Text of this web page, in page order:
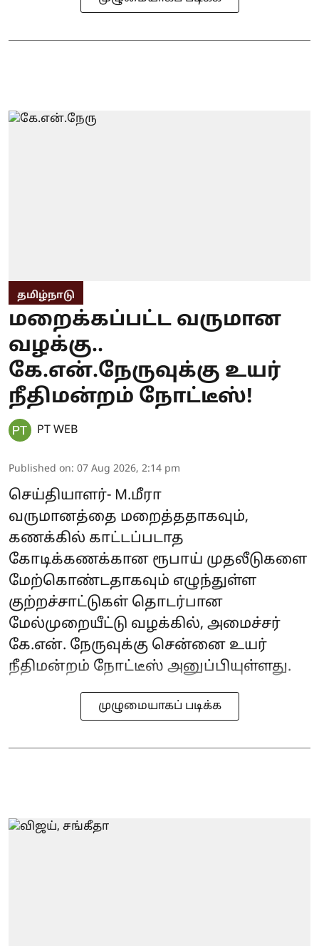
தமிழ்நாடு
மறைக்கப்பட்ட வருமான
வழக்கு..
கே.என்.நேருவுக்கு உயர்
நீதிமன்றம் நோட்டீஸ்!
PT WEB
Published on: 07 Aug 2026, 2:14 pm
செய்தியாளர்- M.மீரா
வருமானத்தை மறைத்ததாகவும்,
கணக்கில் காட்டப்படாத
கோடிக்கணக்கான ரூபாய் முதலீடுகளை
மேற்கொண்டதாகவும் எழுந்துள்ள
குற்றச்சாட்டுகள் தொடர்பான
மேல்முறையீட்டு வழக்கில், அமைச்சர்
கே.என். நேருவுக்கு சென்னை உயர்
நீதிமன்றம் நோட்டீஸ் அனுப்பியுள்ளது.
முழுமையாகப் படிக்க